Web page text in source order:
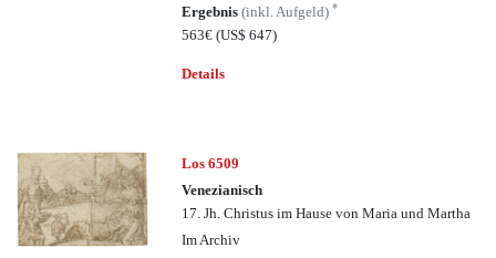
Ergebnis(inkl. Aufgeld)*
563€(US$ 647)
Details
Los 6509
Venezianisch
17. Jh. Christus im Hause von Maria und Martha
Im Archiv